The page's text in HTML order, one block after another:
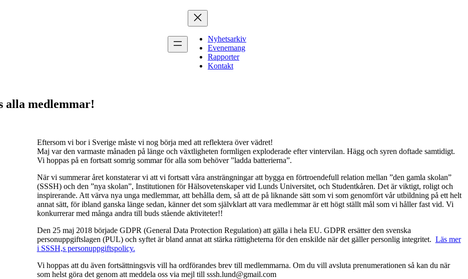
Nyhetsarkiv
Evenemang
Rapporter
Kontakt
alla medlemmar!
Eftersom vi bor i Sverige måste vi nog börja med att reflektera över vädret!
Maj var den varmaste månaden på länge och växtligheten formligen exploderade efter vintervilan. Hägg och syren doftade samtidigt.
Vi hoppas på en fortsatt somrig sommar för alla som behöver ”ladda batterierna”.
När vi summerar året konstaterar vi att vi fortsatt våra ansträngningar att bygga en förtroendefull relation mellan ”den gamla skolan”
(SSSH) och den ”nya skolan”, Institutionen för Hälsovetenskaper vid Lunds Universitet, och Studentkåren. Det är viktigt, roligt och
inspirerande. Att värva nya unga medlemmar, att behålla dem, så att de på liknande sätt som vi som genomfört vår utbildning på ett helt
annat sätt, för ibland ganska länge sedan, känner det som självklart att vara medlemmar är ett högt ställt mål som vi håller fast vid. Vi
konkurrerar med många andra till buds stående aktiviteter!!
Den 25 maj 2018 började GDPR (General Data Protection Regulation) att gälla i hela EU. GDPR ersätter den svenska
personuppgiftslagen (PUL) och syftet är bland annat att stärka rättigheterna för den enskilde när det gäller personlig integritet. Läs mer
i SSSH,s personuppgiftspolicy.
Vi hoppas att du även fortsättningsvis vill ha ordförandes brev till medlemmarna. Om du vill avsluta prenumerationen så kan du när
som helst göra det genom att meddela oss via mejl till sssh.lund@gmail.com